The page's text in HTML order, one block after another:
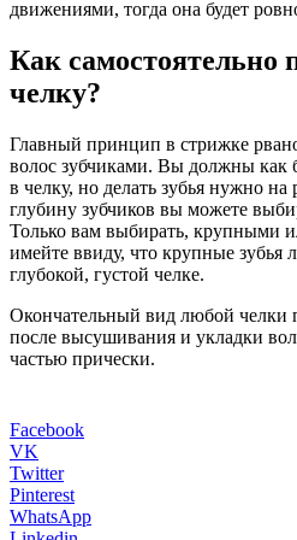
движениями, тогда она будет
Как самостоятельно
челку?
Главный принцип в стрижке
волос зубчиками. Вы должны как
в челку, но делать зубья нужно
глубину зубчиков вы можете
Только вам выбирать, крупными
имейте ввиду, что крупные зубья
глубокой, густой челке.
Окончательный вид любой челки
после высушивания и укладки
частью прически.
Facebook
VK
Twitter
Pinterest
WhatsApp